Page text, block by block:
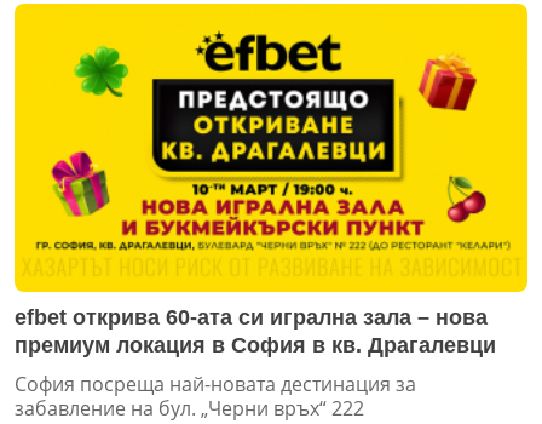
efbet открива 60-ата си игрална зала – нова
премиум локация в София в кв. Драгалевци
София посреща най-новата дестинация за
забавление на бул. „Черни връх“ 222